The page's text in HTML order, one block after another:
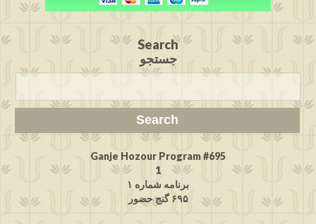
Search
جستجو
Ganje Hozour Program #695
1
برنامه شماره ۱
۶۹۵ گنج حضور